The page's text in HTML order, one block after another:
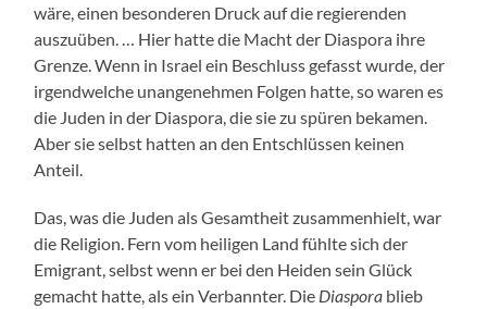
wäre, einen besonderen Druck auf die regierenden
auszuüben. … Hier hatte die Macht der Diaspora ihre
Grenze. Wenn in Israel ein Beschluss gefasst wurde, der
irgendwelche unangenehmen Folgen hatte, so waren es
die Juden in der Diaspora, die sie zu spüren bekamen.
Aber sie selbst hatten an den Entschlüssen keinen
Anteil.
Das, was die Juden als Gesamtheit zusammenhielt, war
die Religion. Fern vom heiligen Land fühlte sich der
Emigrant, selbst wenn er bei den Heiden sein Glück
gemacht hatte, als ein Verbannter. Die Diaspora blieb